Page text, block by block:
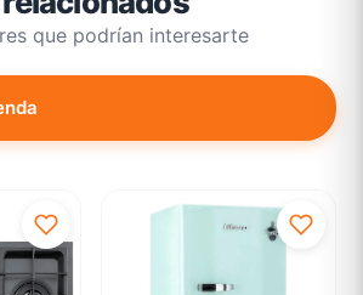
que podrían interesarte